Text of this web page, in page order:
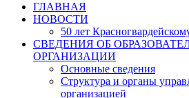
ГЛАВНАЯ
НОВОСТИ
50 лет
СВЕДЕНИЯ ОБ
ОРГАНИЗАЦИИ
Основные сведения
Структура и органы
организацией